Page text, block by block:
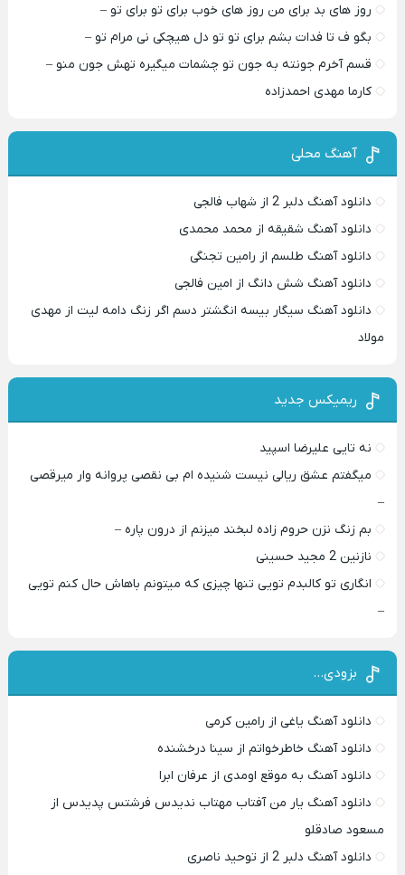
روز های بد برای من روز های خوب برای تو برای تو –
بگو ف تا فدات بشم برای تو تو دل هیچکی نی مرام تو –
قسم آخرم جونته به جون تو چشمات میگیره تهش جون منو –
کارما مهدی احمدزاده
آهنگ محلی
دانلود آهنگ دلبر 2 از شهاب فالجی
دانلود آهنگ شقیقه از محمد محمدی
دانلود آهنگ طلسم از رامین تجنگی
دانلود آهنگ شش دانگ از امین فالجی
دانلود آهنگ سیگار بیسه انگشتر دسم اگر زنگ دامه لیت از مهدی
مولاد
ریمیکس جدید
نه تایی علیرضا اسپید
میگفتم عشق ریالی نیست شنیده ام بی نقصی پروانه وار میرقصی
–
بم زنگ نزن حروم زاده لبخند میزنم از درون پاره –
نازنین 2 مجید حسینی
انگاری تو کالبدم تویی تنها چیزی که میتونم باهاش حال کنم تویی
–
بزودی…
دانلود آهنگ یاغی از رامین کرمی
دانلود آهنگ خاطرخواتم از سینا درخشنده
دانلود آهنگ به موقع اومدی از عرفان ابرا
دانلود آهنگ یار من آفتاب مهتاب ندیدس فرشتس پدیدس از
مسعود صادقلو
دانلود آهنگ دلبر 2 از توحید ناصری